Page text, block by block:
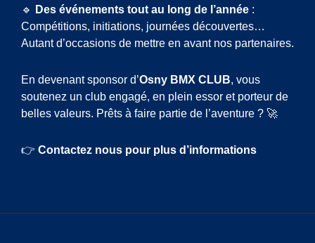
🔹
Des événements tout au long de l’année :
Compétitions, initiations, journées découvertes…
Autant d’occasions de mettre en avant nos partenaires.
En devenant sponsor d’Osny BMX CLUB, vous
soutenez un club engagé, en plein essor et porteur de
belles valeurs. Prêts à faire partie de l’aventure ? 🚀
👉 Contactez nous pour plus d’informations